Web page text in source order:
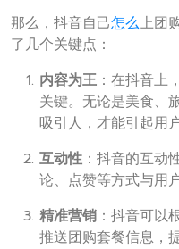
那么，抖音自己怎么上团
了几个关键点：
内容为王 ：在抖音上
关键。无论是美食、
吸引人，才能引起用
互动性 ：抖音的互动
论、点赞等方式与用
精准营销 ：抖音可以
推送团购套餐信息，